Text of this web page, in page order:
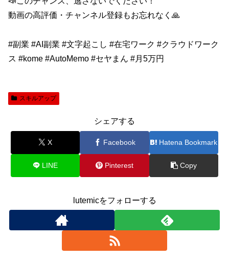
動画の高評価・チャンネル登録もお忘れなく🙏
#副業 #AI副業 #文字起こし #在宅ワーク #クラウドワーク
ス #kome #AutoMemo #セヤまん #月5万円
スキルアップ
シェアする
X Facebook Hatena Bookmark
LINE Pinterest Copy
lutemicをフォローする